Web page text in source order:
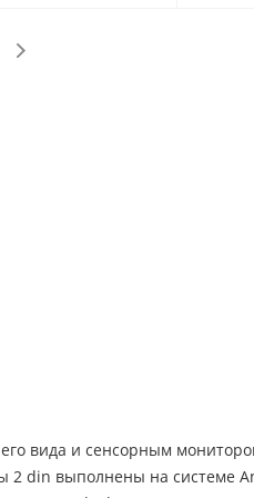
вида и сенсорным
2 din выполнены на системе